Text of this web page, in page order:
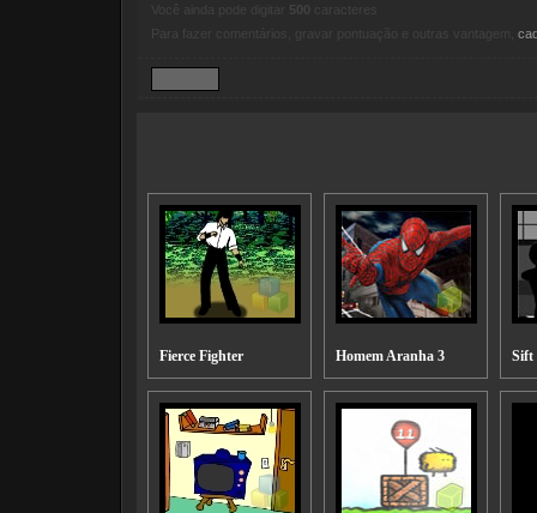
500
Para fazer comentários, gravar pontuação e outras vantagem,
Fierce Fighter Homem Aranha 3 Sift